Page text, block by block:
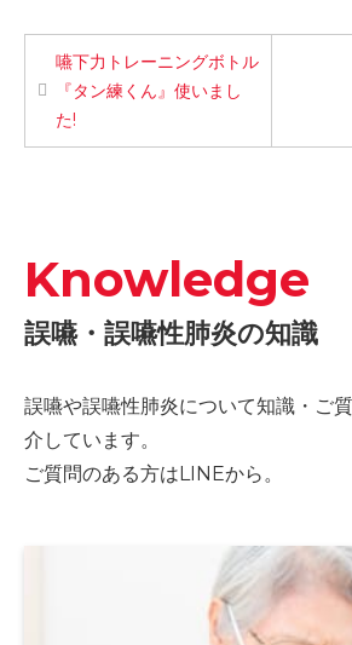
嚥下力トレーニングボトル
『タン練くん』使いまし
た!
Knowledge
誤嚥・誤嚥性肺炎の知識
誤嚥や誤嚥性肺炎について知識・ご
介しています。
ご質問のある方はLINEから。